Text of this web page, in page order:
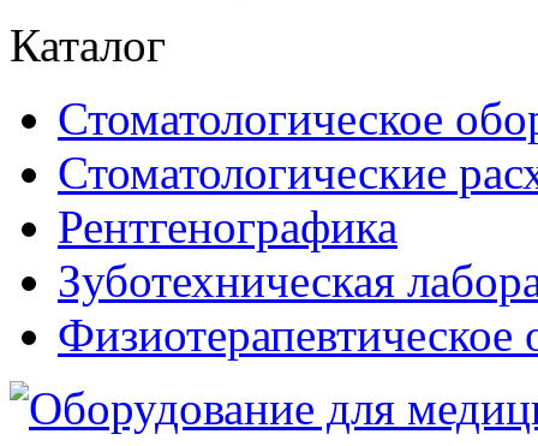
Каталог
Стоматологическое
Стоматологические
Рентгенографика
Зуботехническая
Физиотерапевтическое